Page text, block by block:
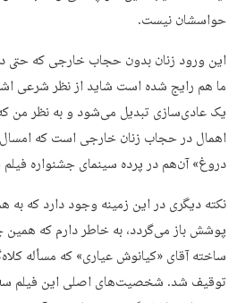
حواسشان نیست.
این ورود زنان بدون حجاب خارجی که حتی
ما هم رایج شده است شاید از نظر شرعی
یک عادی‌سازی تبدیل می‌شود و به نظر من
اهمال در حجاب زنان خارجی است که امسال
دروغ» آن‌هم در پرده سینمای جشنواره
نکته دیگری در این زمینه وجود دارد که
پوشش باز می‌گردد، به خاطر دارم که همین
ساخته آقای «کیانوش عیاری» که مسأله
توقیف شد. شخصیت‌های اصلی این فیلم